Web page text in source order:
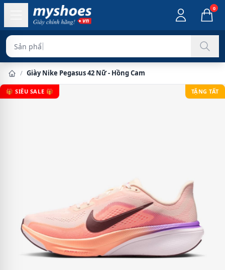
0
Sản phẩm chính hãn
/ Giày Nike Pegasus 42 Nữ - Hồng Cam
🎁 SIÊU SALE 🎁 TẶNG TẤT